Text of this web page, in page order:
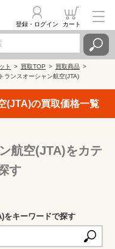
登録・ログイン カート
ト 買取TOP
買取商品
ランスオーシャン航空(JTA)
(JTA)の買取価格一覧
航空(JTA)をカテ
す
をキーワードで探す